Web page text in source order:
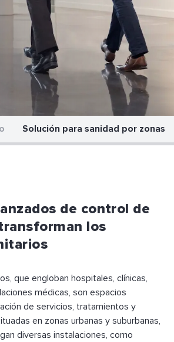
Solución para sanidad por zonas
de control de
los
que engloban hospitales, clínicas,
médicas, son espacios
de servicios, tratamientos y
en zonas urbanas y suburbanas,
diversas instalaciones, como